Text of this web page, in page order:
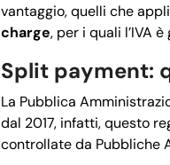
vantaggio, quelli che
charge, per i quali l’IVA
Split payment:
La Pubblica
dal 2017, infatti, questo
controllate da Pubbliche